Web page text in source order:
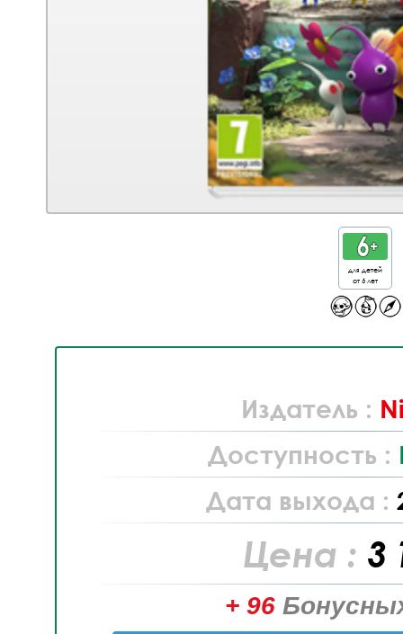
для детей
от 6 лет
Издатель :
Доступность :
Дата выхода :
Цена : 3
+ 96